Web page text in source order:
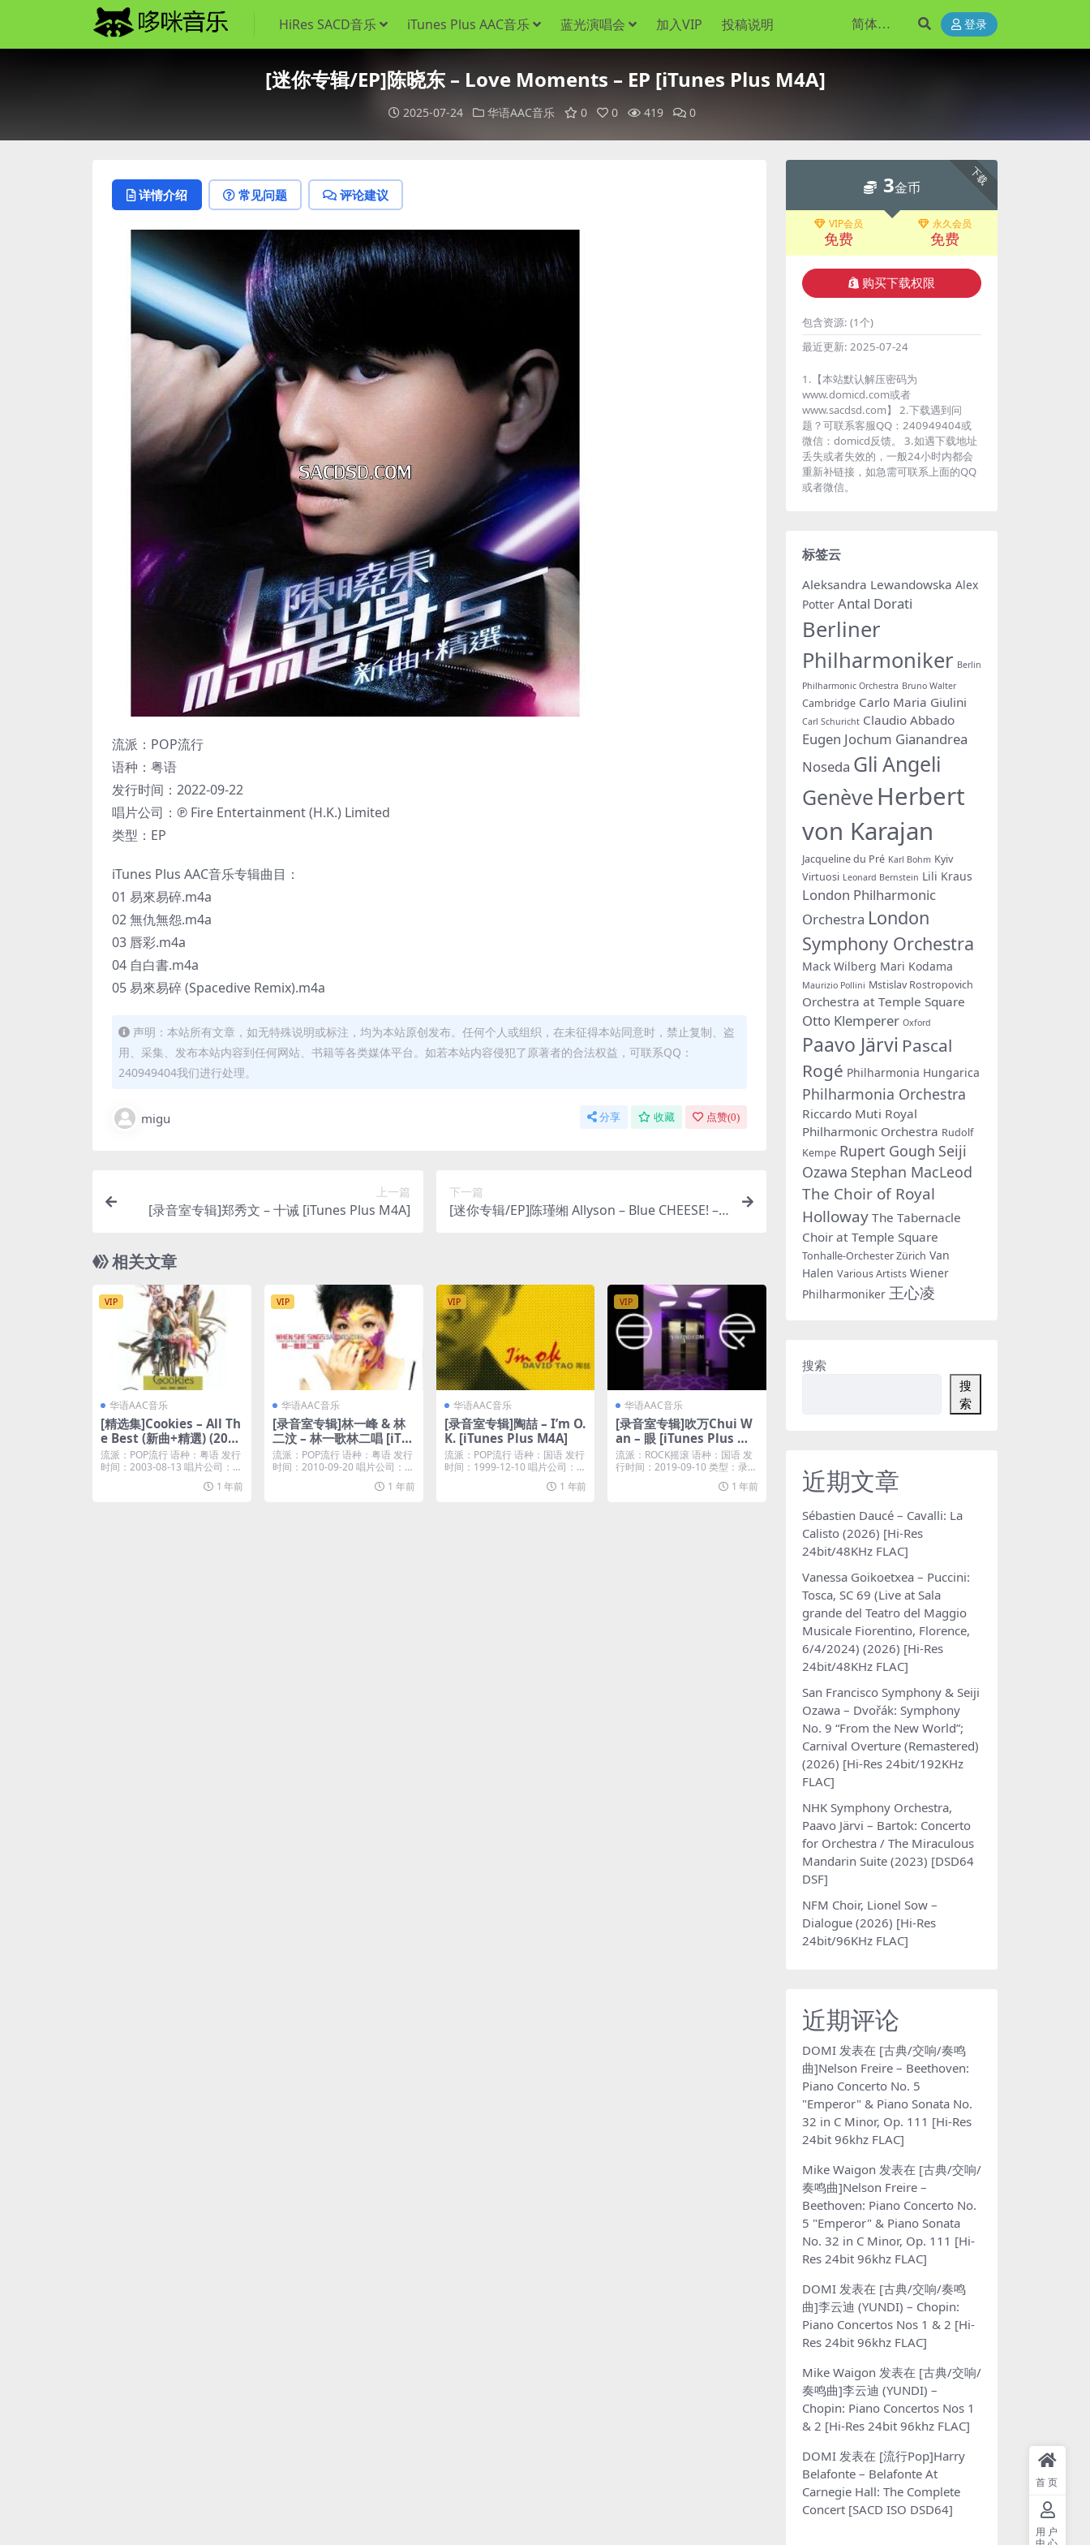
HiRes SACD音乐 iTunes Plus AAC音乐 蓝光演唱会 加入VIP 投稿说明 登录
[迷你专辑/EP]陈晓东 – Love Moments – EP [iTunes Plus M4A]
2025-07-24 华语AAC音乐 0 0 419 0
详情介绍 常见问题 评论建议
流派：POP流行
语种：粤语
发行时间：2022-09-22
唱片公司：℗ Fire Entertainment (H.K.) Limited
类型：EP
iTunes Plus AAC音乐专辑曲目：
01 易來易碎.m4a
02 無仇無怨.m4a
03 唇彩.m4a
04 自白書.m4a
05 易來易碎 (Spacedive Remix).m4a
声明：本站所有文章，如无特殊说明或标注，均为本站原创发布。任何个人或组织，在未征得本站同意时，禁止复制、盗
用、采集、发布本站内容到任何网站、书籍等各类媒体平台。如若本站内容侵犯了原著者的合法权益，可联系QQ：
240949404我们进行处理。
migu 分享 收藏 点赞(0)
上一篇
[录音室专辑]郑秀文 – 十诫 [iTunes Plus M4A]
下一篇
[迷你专辑/EP]陈瑾缃 Allyson – Blue CHEESE! – E
相关文章
VIP
华语AAC音乐
[精选集]Cookies – All Th
e Best (新曲+精選) (200
3) [iTunes Plus M4A]
流派：POP流行 语种：粤语 发行
时间：2003-08-13 唱片公司：E
1 年前
VIP
华语AAC音乐
[录音室专辑]林一峰 & 林
二汶 – 林一歌林二唱 [iTu
nes Plus M4A]
流派：POP流行 语种：粤语 发行
时间：2010-09-20 唱片公司：E
1 年前
VIP
华语AAC音乐
[录音室专辑]陶喆 – I’m O.
K. [iTunes Plus M4A]
流派：POP流行 语种：国语 发行
时间：1999-12-10 唱片公司：金
1 年前
VIP
华语AAC音乐
[录音室专辑]吹万Chui W
an – 眼 [iTunes Plus M4
A]
流派：ROCK摇滚 语种：国语 发
行时间：2019-09-10 类型：录音
1 年前
下载
3金币
VIP会员
免费
永久会员
免费
购买下载权限
包含资源: (1个)
最近更新: 2025-07-24
1.【本站默认解压密码为
www.domicd.com或者
www.sacdsd.com】 2.下载遇到问
题？可联系客服QQ：240949404或
微信：domicd反馈。 3.如遇下载地址
丢失或者失效的，一般24小时内都会
重新补链接，如急需可联系上面的QQ
或者微信。
标签云
Aleksandra Lewandowska Alex
Potter Antal Dorati
Berliner
Philharmoniker Berlin
Philharmonic Orchestra Bruno Walter
Cambridge Carlo Maria Giulini
Carl Schuricht Claudio Abbado
Eugen Jochum Gianandrea
Noseda Gli Angeli
Genève Herbert
von Karajan
Jacqueline du Pré Karl Bohm Kyiv
Virtuosi Leonard Bernstein Lili Kraus
London Philharmonic
Orchestra London
Symphony Orchestra
Mack Wilberg Mari Kodama
Maurizio Pollini Mstislav Rostropovich
Orchestra at Temple Square
Otto Klemperer Oxford
Paavo Järvi Pascal
Rogé Philharmonia Hungarica
Philharmonia Orchestra
Riccardo Muti Royal
Philharmonic Orchestra Rudolf
Kempe Rupert Gough Seiji
Ozawa Stephan MacLeod
The Choir of Royal
Holloway The Tabernacle
Choir at Temple Square
Tonhalle-Orchester Zürich Van
Halen Various Artists Wiener
Philharmoniker 王心凌
搜索
搜
索
近期文章
Sébastien Daucé – Cavalli: La
Calisto (2026) [Hi-Res
24bit/48KHz FLAC]
Vanessa Goikoetxea – Puccini:
Tosca, SC 69 (Live at Sala
grande del Teatro del Maggio
Musicale Fiorentino, Florence,
6/4/2024) (2026) [Hi-Res
24bit/48KHz FLAC]
San Francisco Symphony & Seiji
Ozawa – Dvořák: Symphony
No. 9 “From the New World”;
Carnival Overture (Remastered)
(2026) [Hi-Res 24bit/192KHz
FLAC]
NHK Symphony Orchestra,
Paavo Järvi – Bartok: Concerto
for Orchestra / The Miraculous
Mandarin Suite (2023) [DSD64
DSF]
NFM Choir, Lionel Sow –
Dialogue (2026) [Hi-Res
24bit/96KHz FLAC]
近期评论
DOMI 发表在 [古典/交响/奏鸣
曲]Nelson Freire – Beethoven:
Piano Concerto No. 5
"Emperor" & Piano Sonata No.
32 in C Minor, Op. 111 [Hi-Res
24bit 96khz FLAC]
Mike Waigon 发表在 [古典/交响/
奏鸣曲]Nelson Freire –
Beethoven: Piano Concerto No.
5 "Emperor" & Piano Sonata
No. 32 in C Minor, Op. 111 [Hi-
Res 24bit 96khz FLAC]
DOMI 发表在 [古典/交响/奏鸣
曲]李云迪 (YUNDI) – Chopin:
Piano Concertos Nos 1 & 2 [Hi-
Res 24bit 96khz FLAC]
Mike Waigon 发表在 [古典/交响/
奏鸣曲]李云迪 (YUNDI) –
Chopin: Piano Concertos Nos 1
& 2 [Hi-Res 24bit 96khz FLAC]
DOMI 发表在 [流行Pop]Harry
Belafonte – Belafonte At
Carnegie Hall: The Complete
Concert [SACD ISO DSD64]
首页
用户